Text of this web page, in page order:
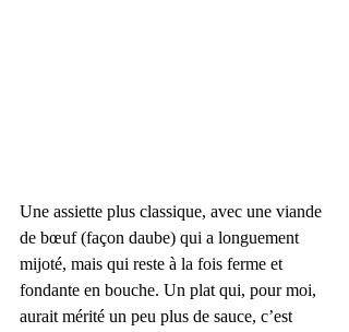
Une assiette plus classique, avec une viande
de bœuf (façon daube) qui a longuement
mijoté, mais qui reste à la fois ferme et
fondante en bouche. Un plat qui, pour moi,
aurait mérité un peu plus de sauce, c’est